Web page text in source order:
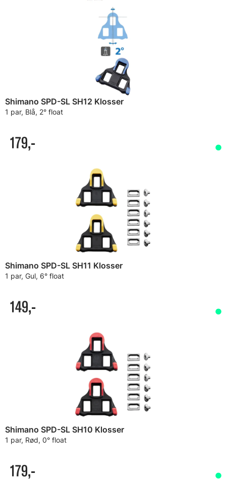
Shimano SPD-SL SH12 Klosser
1 par, Blå, 2° float
179,-
Shimano SPD-SL SH11 Klosser
1 par, Gul, 6° float
149,-
Shimano SPD-SL SH10 Klosser
1 par, Rød, 0° float
179,-